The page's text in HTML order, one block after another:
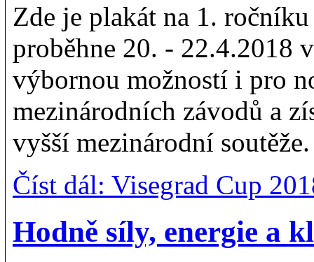
Zde je plakát na 1.
proběhne 20. - 22.4.2018
výbornou možností i pro
mezinárodních závodů a
vyšší mezinárodní soutěže.
Číst dál: Visegrad Cup
Hodně síly, energie a